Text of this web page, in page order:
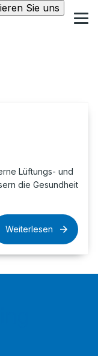
Sie uns
Lüftungs- und
die Gesundheit
Weiterlesen